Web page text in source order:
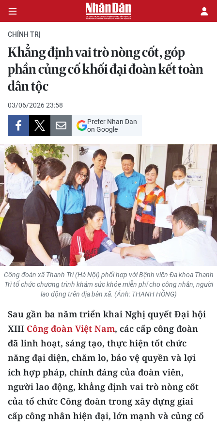
CHÍNH TRỊ
KINH TẾ
VĂN HÓA
XÃ HỘI
PHÁP LUẬT
DU LỊCH
THẾ GIỚI
THỂ THAO
GIÁO DỤC
Y TẾ
KHOA HỌC - CÔNG NGHỆ
MÔI TRƯỜNG
BẠN ĐỌC
KIỂM CHỨNG THÔNG TIN
TRI THỨC CHUYÊN SÂU
54 DÂN TỘC VIỆT NAM
CHÍNH TRỊ
Khẳng định vai trò nòng cốt, góp
phần củng cố khối đại đoàn kết toàn
dân tộc
03/06/2026 23:58
Prefer Nhan Dan
on Google
Công đoàn xã Thanh Trì (Hà Nội) phối hợp với Bệnh viện Đa khoa Thanh
Trì tổ chức chương trình khám sức khỏe miễn phí cho công nhân, người
lao động trên địa bàn xã. (Ảnh: THANH HỒNG)
Sau gần ba năm triển khai Nghị quyết Đại hội
XIII Công đoàn Việt Nam, các cấp công đoàn
đã linh hoạt, sáng tạo, thực hiện tốt chức
năng đại diện, chăm lo, bảo vệ quyền và lợi
ích hợp pháp, chính đáng của đoàn viên,
người lao động, khẳng định vai trò nòng cốt
của tổ chức Công đoàn trong xây dựng giai
cấp công nhân hiện đại, lớn mạnh và củng cố